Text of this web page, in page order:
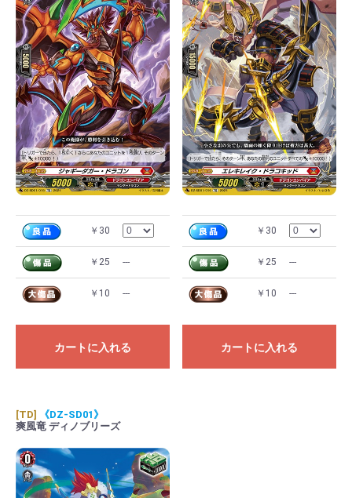
￥30
￥25 ---
￥10 ---
カートに入れる
￥30
￥25 ---
￥10 ---
カートに入れる
[TD]
《DZ-SD01》
爽風竜 ディノブリーズ